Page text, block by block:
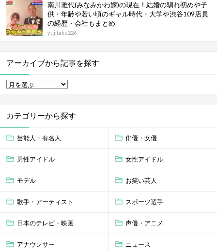
南川雅代(みなみかわ嫁)の現在！結婚の馴れ初めや子
供・年齢や若い頃のギャル時代・大学や渋谷109店員
の経歴・会社もまとめ
yujitake226
アーカイブから記事を探す
カテゴリーから探す
芸能人・有名人 俳優・女優
男性アイドル 女性アイドル
モデル お笑い芸人
歌手・アーティスト スポーツ選手
日本のテレビ・映画 声優・アニメ
アナウンサー ニュース